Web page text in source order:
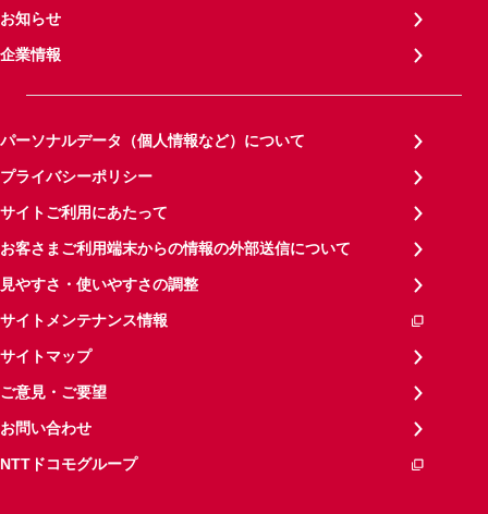
お知らせ
企業情報
パーソナルデータ（個人情報など）について
プライバシーポリシー
サイトご利用にあたって
お客さまご利用端末からの情報の外部送信について
見やすさ・使いやすさの調整
サイトメンテナンス情報
サイトマップ
ご意見・ご要望
お問い合わせ
NTTドコモグループ